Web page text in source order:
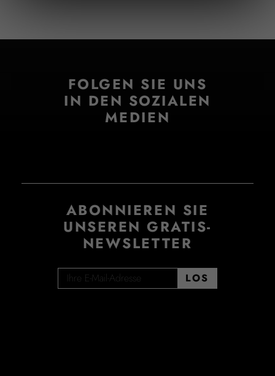
FOLGEN SIE UNS
IN DEN SOZIALEN
MEDIEN
ABONNIEREN SIE
UNSEREN GRATIS-
NEWSLETTER